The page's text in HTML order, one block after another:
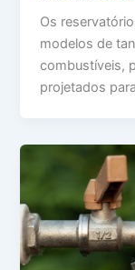
Os
modelos de
combustíveis,
projetados